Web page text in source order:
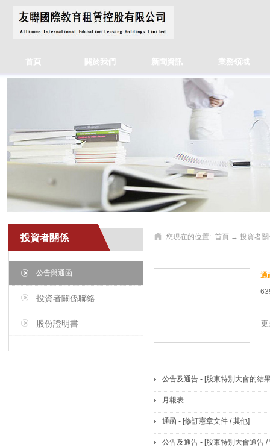
首頁 關於我們 新聞資訊 業務領域
投資者關係
公告與通函
投資者關係聯絡
股份證明書
您現在的位置: 首頁 → 投資者
更
公告及通告 - [股東特別大會的結
月報表
通函 - [修訂憲章文件 / 其他]
公告及通告 - [股東特別大會通告